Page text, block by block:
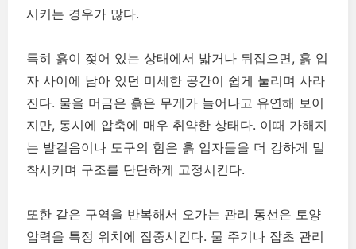
시키는 경우가 많다.
특히 흙이 젖어 있는 상태에서 밟거나 뒤집으면, 흙 입
자 사이에 남아 있던 미세한 공간이 쉽게 눌리며 사라
진다. 물을 머금은 흙은 무게가 늘어나고 유연해 보이
지만, 동시에 압축에 매우 취약한 상태다. 이때 가해지
는 발걸음이나 도구의 힘은 흙 입자들을 더 강하게 밀
착시키며 구조를 단단하게 고정시킨다.
또한 같은 구역을 반복해서 오가는 관리 동선은 토양
압력을 특정 위치에 집중시킨다. 물 주기나 잡초 관리